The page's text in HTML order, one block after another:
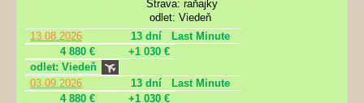
Strava: raňajky
odlet: Viedeň
13.08.2026
13 dní
Last Minute
4 880 €
+1 030 €
odlet: Viedeň
03.09.2026
13 dní
Last Minute
4 880 €
+1 030 €